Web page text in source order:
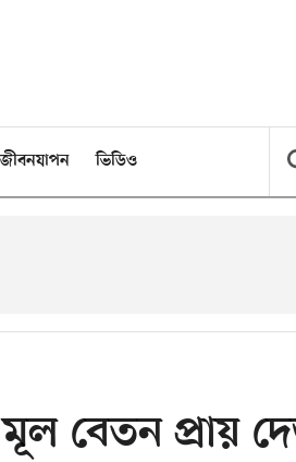
জীবনযাপন ভিডিও
বেতন প্রায়